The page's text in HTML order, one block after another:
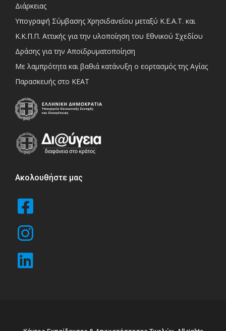
Διάρκειας
Υπογραφή Σύμβασης Χρησιδανείου μεταξύ Κ.Ε.Α.Τ. και
Κ.Κ.Π.Π. Αττικής για την υλοποίηση του Εθνικού Σχεδίου
Δράσης για την Αποϊδρυματοποίηση
Με λαμπρότητα και βαθιά κατάνυξη ο εορτασμός της Αγίας
Παρασκευής στο ΚΕΑΤ
Ακολουθήστε μας